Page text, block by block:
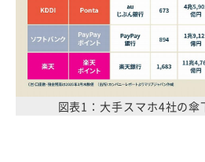
図表1：大手スマホ4社の